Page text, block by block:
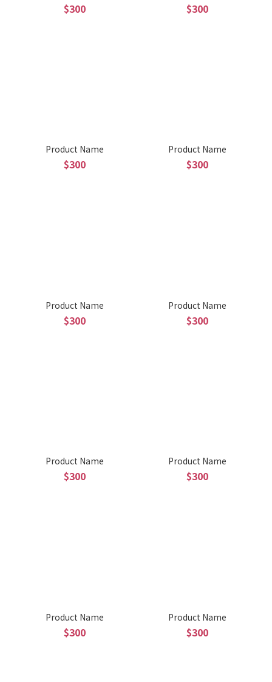
$300 $300
Product Name
$300
Product Name
$300
Product Name
$300
Product Name
$300
Product Name
$300
Product Name
$300
Product Name
$300
Product Name
$300